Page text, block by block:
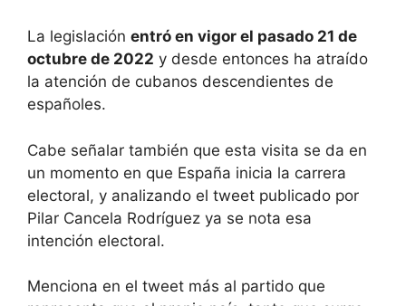
La legislación entró en vigor el pasado 21 de
octubre de 2022 y desde entonces ha atraído
la atención de cubanos descendientes de
españoles.
Cabe señalar también que esta visita se da en
un momento en que España inicia la carrera
electoral, y analizando el tweet publicado por
Pilar Cancela Rodríguez ya se nota esa
intención electoral.
Menciona en el tweet más al partido que